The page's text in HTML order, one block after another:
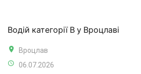
Водій категорії В у Вроцлаві
Вроцлав
06.07.2026